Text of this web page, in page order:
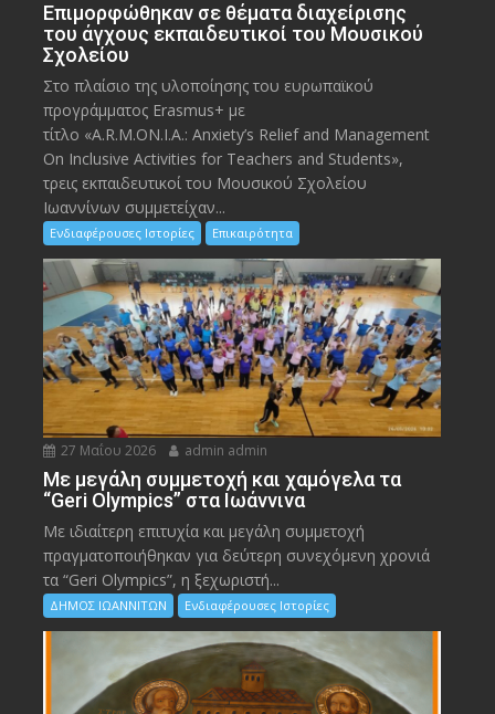
Eπιμορφώθηκαν σε θέματα διαχείρισης
του άγχους εκπαιδευτικοί του Μουσικού
Σχολείου
Στο πλαίσιο της υλοποίησης του ευρωπαϊκού
προγράμματος Erasmus+ με
τίτλο «A.R.M.ON.I.A.: Anxiety’s Relief and Management
On Inclusive Activities for Teachers and Students»,
τρεις εκπαιδευτικοί του Μουσικού Σχολείου
Ιωαννίνων συμμετείχαν...
Ενδιαφέρουσες Ιστορίες Επικαιρότητα
27 Μαΐου 2026 admin admin
Με μεγάλη συμμετοχή και χαμόγελα τα
“Geri Olympics” στα Ιωάννινα
Με ιδιαίτερη επιτυχία και μεγάλη συμμετοχή
πραγματοποιήθηκαν για δεύτερη συνεχόμενη χρονιά
τα “Geri Olympics”, η ξεχωριστή...
ΔΗΜΟΣ ΙΩΑΝΝΙΤΩΝ Ενδιαφέρουσες Ιστορίες